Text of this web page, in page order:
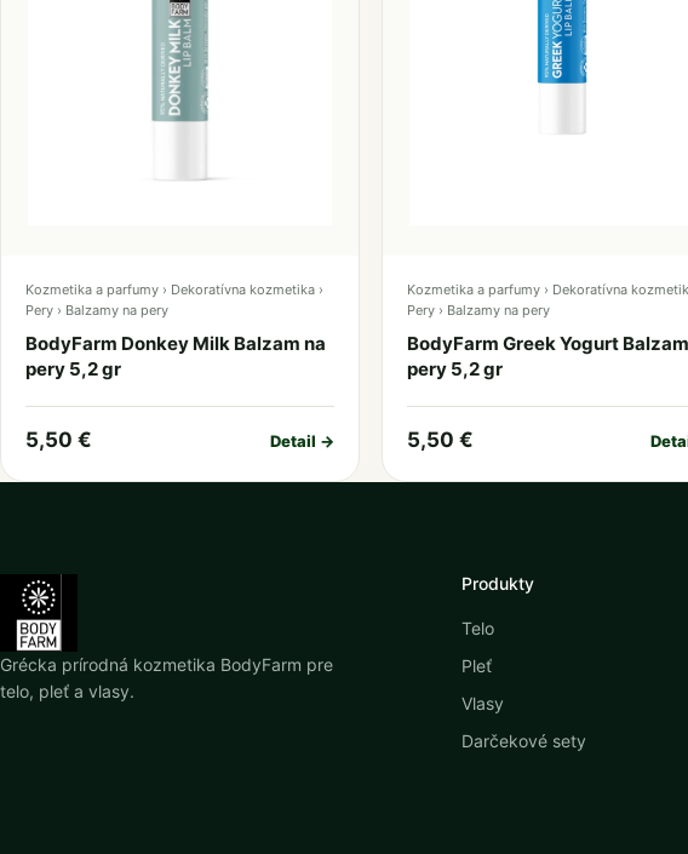
Kozmetika a parfumy › Dekoratívna kozmetika ›
Pery › Balzamy na pery
BodyFarm Donkey Milk Balzam na
pery 5,2 gr
5,50 € Detail →
Kozmetika a parfumy › Dekoratívna
Pery › Balzamy na pery
BodyFarm Greek Yogurt
pery 5,2 gr
5,50 €
Grécka prírodná kozmetika BodyFarm pre
telo, pleť a vlasy.
Produkty
Telo
Pleť
Vlasy
Darčekové sety